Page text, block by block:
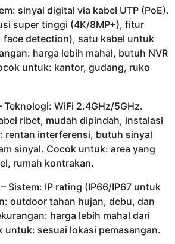
sinyal digital via kabel UTP (PoE).
super tinggi (4K/8MP+), fitur
detection), satu kabel untuk
harga lebih mahal, butuh NVR
untuk: kantor, gudang, ruko
Teknologi: WiFi 2.4GHz/5GHz.
ribet, mudah dipindah, instalasi
rentan interferensi, butuh sinyal
sinyal. Cocok untuk: area yang
rumah kontrakan.
– Sistem: IP rating (IP66/IP67 untuk
outdoor tahan hujan, debu, dan
harga lebih mahal dari
untuk: sesuai lokasi pemasangan.